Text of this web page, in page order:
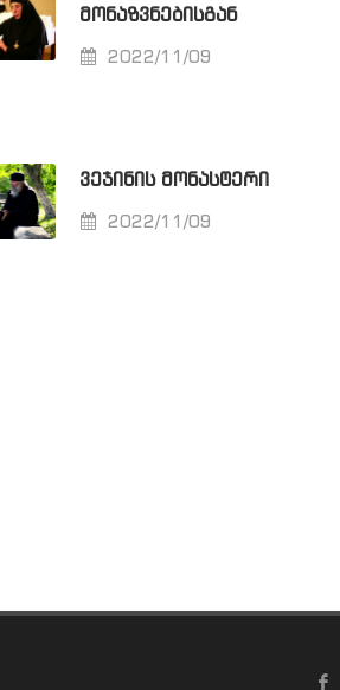
ᲛᲝᲜᲐᲖᲕᲜᲔᲑᲘᲡᲒᲐᲜ
2022/11/09
ᲕᲔᲯᲘᲜᲘᲡ ᲛᲝᲜᲐᲡᲢᲔᲠᲘ
2022/11/09